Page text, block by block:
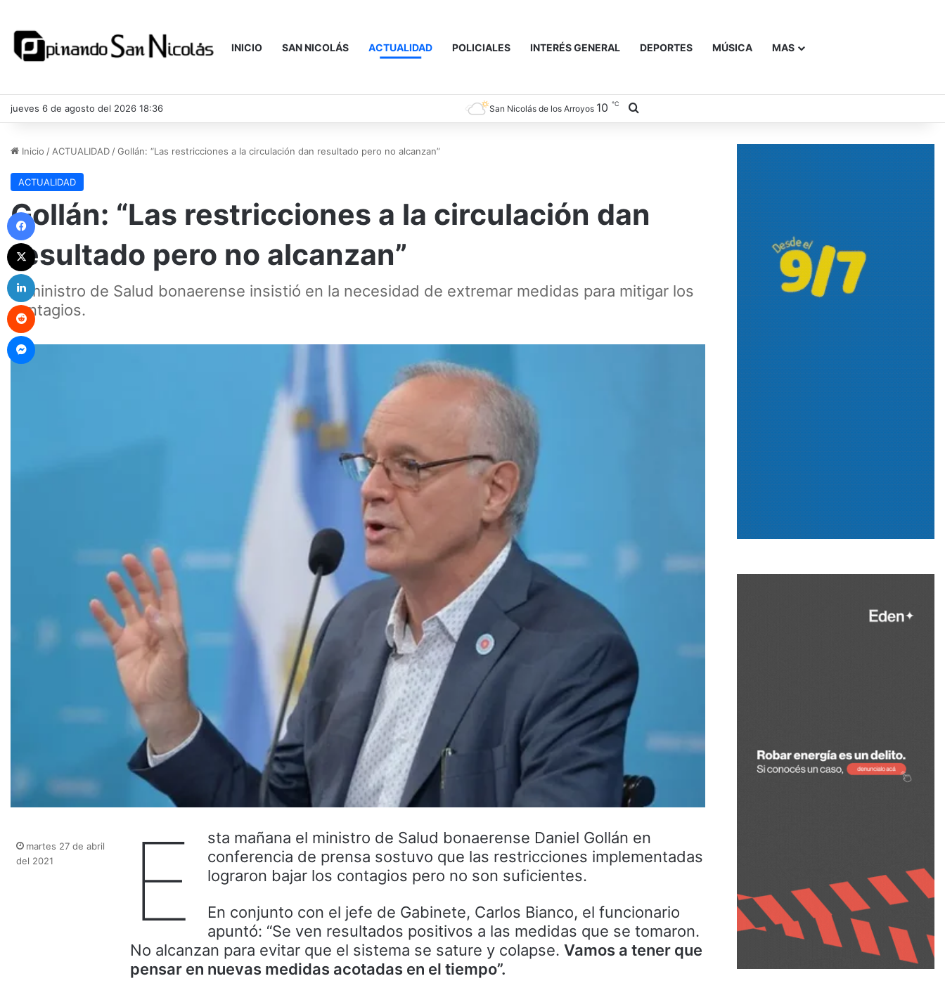
INICIO SAN NICOLÁS ACTUALIDAD POLICIALES INTERÉS GENERAL DEPORTES MÚSICA MAS
jueves 6 de agosto del 2026 18:36 San Nicolás de los Arroyos 10 ℃ Buscar
Inicio / ACTUALIDAD /Gollán: “Las restricciones a la circulación dan resultado pero no alcanzan”
ACTUALIDAD
Gollán: “Las restricciones a la circulación dan
resultado pero no alcanzan”
El ministro de Salud bonaerense insistió en la necesidad de extremar medidas para mitigar los
contagios.
E
sta mañana el ministro de Salud bonaerense Daniel Gollán en
conferencia de prensa sostuvo que las restricciones implementadas
lograron bajar los contagios pero no son suficientes.
En conjunto con el jefe de Gabinete, Carlos Bianco, el funcionario
apuntó: “Se ven resultados positivos a las medidas que se tomaron.
No alcanzan para evitar que el sistema se sature y colapse. Vamos a tener que
pensar en nuevas medidas acotadas en el tiempo”.
martes 27 de abril
del 2021
Facebook
Reddit